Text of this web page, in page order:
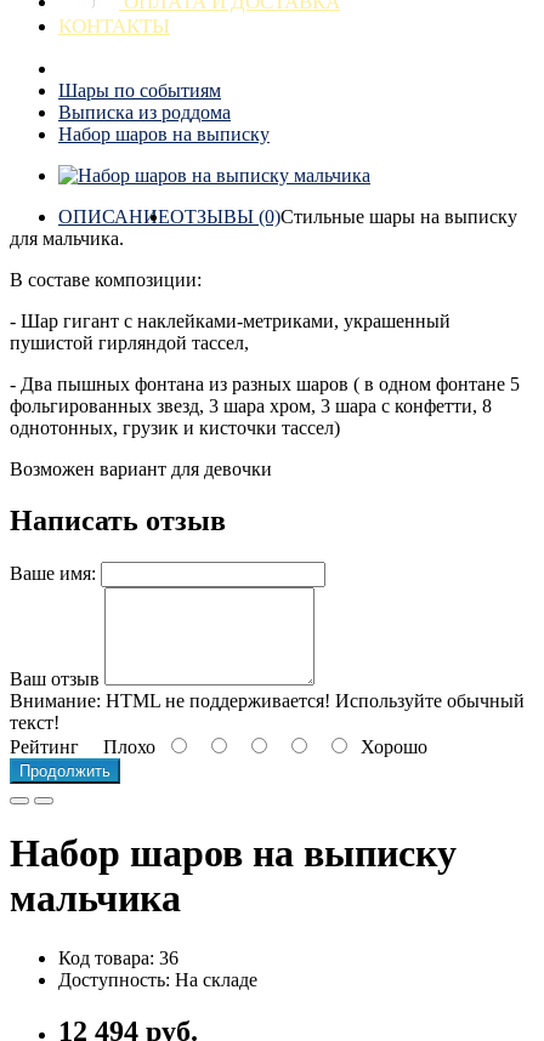
КОНТАКТЫ
Шары по событиям
Выписка из роддома
Набор шаров на выписку
ОПИСАНИЕОТЗЫВЫ (0)Стильные шары на выписку
для мальчика.
В составе композиции:
- Шар гигант с наклейками-метриками, украшенный
пушистой гирляндой тассел,
- Два пышных фонтана из разных шаров ( в одном фонтане 5
фольгированных звезд, 3 шара хром, 3 шара с конфетти, 8
однотонных, грузик и кисточки тассел)
Возможен вариант для девочки
Написать отзыв
Ваше имя:
Ваш отзыв
Внимание: HTML не поддерживается! Используйте обычный
текст!
Рейтинг Плохо Хорошо
Продолжить
Набор шаров на выписку
мальчика
Код товара: 36
Доступность: На складе
12 494 руб.